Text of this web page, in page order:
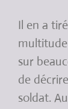
Il en a
multitude
sur
de
soldat.